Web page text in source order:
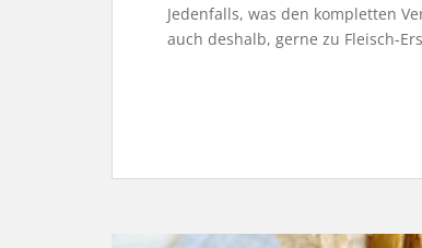
Jedenfalls, was den kompletten
auch deshalb, gerne zu Fleisch-